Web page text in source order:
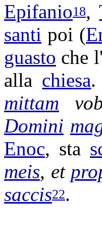
Epifanio18,
santi poi (
guasto che l'
alla chiesa.
mittam
Domini
Enoc, sta
meis, et
saccis22.